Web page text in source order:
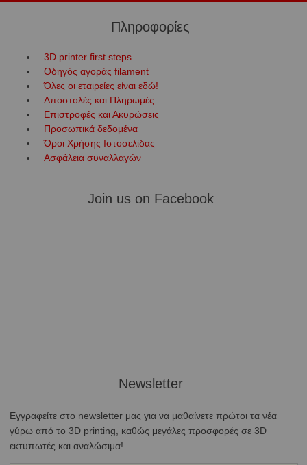
Πληροφορίες
3D printer first steps
Οδηγός αγοράς filament
Όλες οι εταιρείες είναι εδώ!
Αποστολές και Πληρωμές
Επιστροφές και Ακυρώσεις
Προσωπικά δεδομένα
Όροι Χρήσης Ιστοσελίδας
Ασφάλεια συναλλαγών
Join us on Facebook
Newsletter
Εγγραφείτε στο newsletter μας για να μαθαίνετε πρώτοι τα νέα
γύρω από το 3D printing, καθώς μεγάλες προσφορές σε 3D
εκτυπωτές και αναλώσιμα!